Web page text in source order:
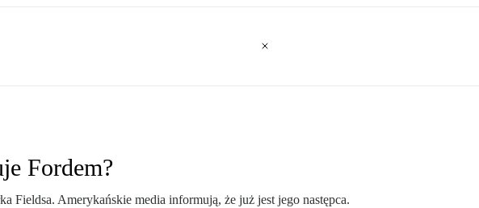
Fordem?
Fieldsa. Amerykańskie media informują, że już jest jego następca.